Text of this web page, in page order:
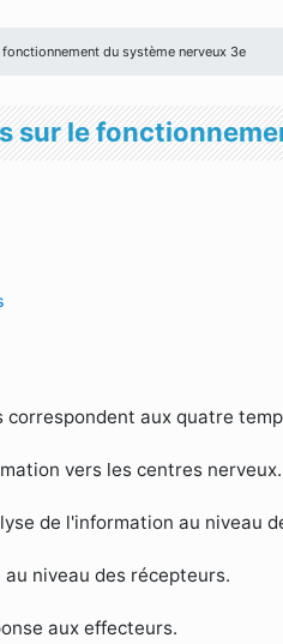
du système nerveux 3e
sur le
correspondent aux quatre
vers les centres nerveux.
de l'information au niveau
niveau des récepteurs.
aux effecteurs.